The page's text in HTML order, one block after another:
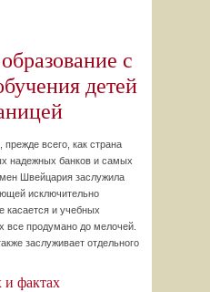
с
детей
всего, как страна
надежных банков и самых
Швейцария заслужила
исключительно
касается и учебных
все продумано до мелочей.
заслуживает отдельного
фактах